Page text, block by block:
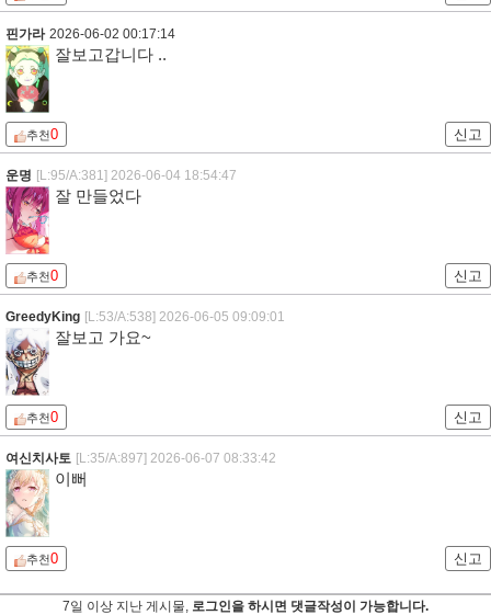
핀가라 2026-06-02 00:17:14
잘보고갑니다 ..
추천0 신고
운명 [L:95/A:381] 2026-06-04 18:54:47
잘 만들었다
추천0 신고
GreedyKing [L:53/A:538] 2026-06-05 09:09:01
잘보고 가요~
추천0 신고
여신치사토 [L:35/A:897] 2026-06-07 08:33:42
이뻐
추천0 신고
7일 이상 지난 게시물, 로그인을 하시면 댓글작성이 가능합니다.